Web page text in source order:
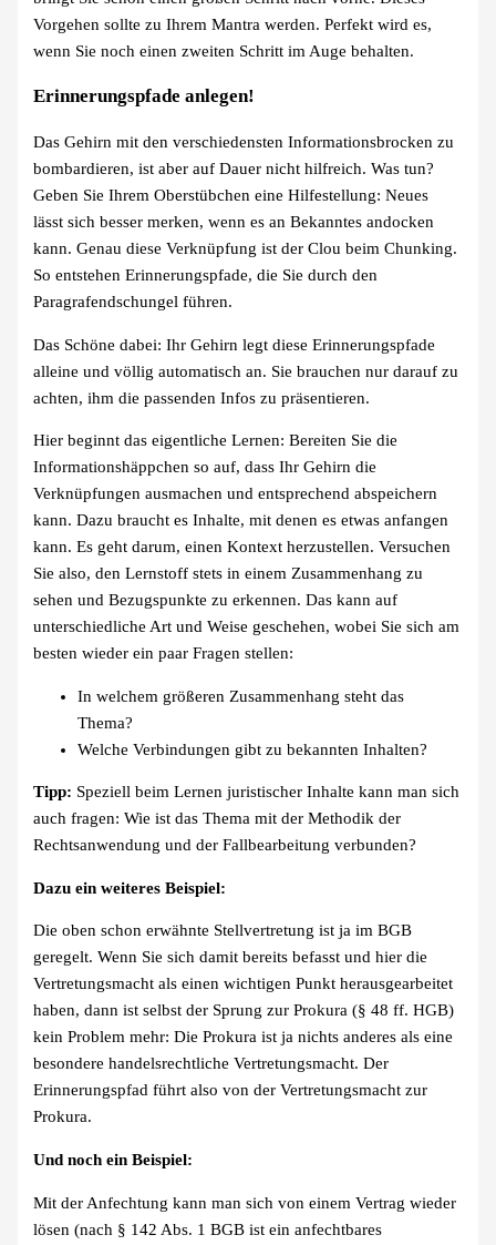
Vorgehen sollte zu Ihrem Mantra werden. Perfekt wird es,
wenn Sie noch einen zweiten Schritt im Auge behalten.
Erinnerungspfade anlegen!
Das Gehirn mit den verschiedensten Informationsbrocken zu
bombardieren, ist aber auf Dauer nicht hilfreich. Was tun?
Geben Sie Ihrem Oberstübchen eine Hilfestellung: Neues
lässt sich besser merken, wenn es an Bekanntes andocken
kann. Genau diese Verknüpfung ist der Clou beim Chunking.
So entstehen Erinnerungspfade, die Sie durch den
Paragrafendschungel führen.
Das Schöne dabei: Ihr Gehirn legt diese Erinnerungspfade
alleine und völlig automatisch an. Sie brauchen nur darauf zu
achten, ihm die passenden Infos zu präsentieren.
Hier beginnt das eigentliche Lernen: Bereiten Sie die
Informationshäppchen so auf, dass Ihr Gehirn die
Verknüpfungen ausmachen und entsprechend abspeichern
kann. Dazu braucht es Inhalte, mit denen es etwas anfangen
kann. Es geht darum, einen Kontext herzustellen. Versuchen
Sie also, den Lernstoff stets in einem Zusammenhang zu
sehen und Bezugspunkte zu erkennen. Das kann auf
unterschiedliche Art und Weise geschehen, wobei Sie sich am
besten wieder ein paar Fragen stellen:
In welchem größeren Zusammenhang steht das
Thema?
Welche Verbindungen gibt zu bekannten Inhalten?
Tipp: Speziell beim Lernen juristischer Inhalte kann man sich
auch fragen: Wie ist das Thema mit der Methodik der
Rechtsanwendung und der Fallbearbeitung verbunden?
Dazu ein weiteres Beispiel:
Die oben schon erwähnte Stellvertretung ist ja im BGB
geregelt. Wenn Sie sich damit bereits befasst und hier die
Vertretungsmacht als einen wichtigen Punkt herausgearbeitet
haben, dann ist selbst der Sprung zur Prokura (§ 48 ff. HGB)
kein Problem mehr: Die Prokura ist ja nichts anderes als eine
besondere handelsrechtliche Vertretungsmacht. Der
Erinnerungspfad führt also von der Vertretungsmacht zur
Prokura.
Und noch ein Beispiel:
Mit der Anfechtung kann man sich von einem Vertrag wieder
lösen (nach § 142 Abs. 1 BGB ist ein anfechtbares